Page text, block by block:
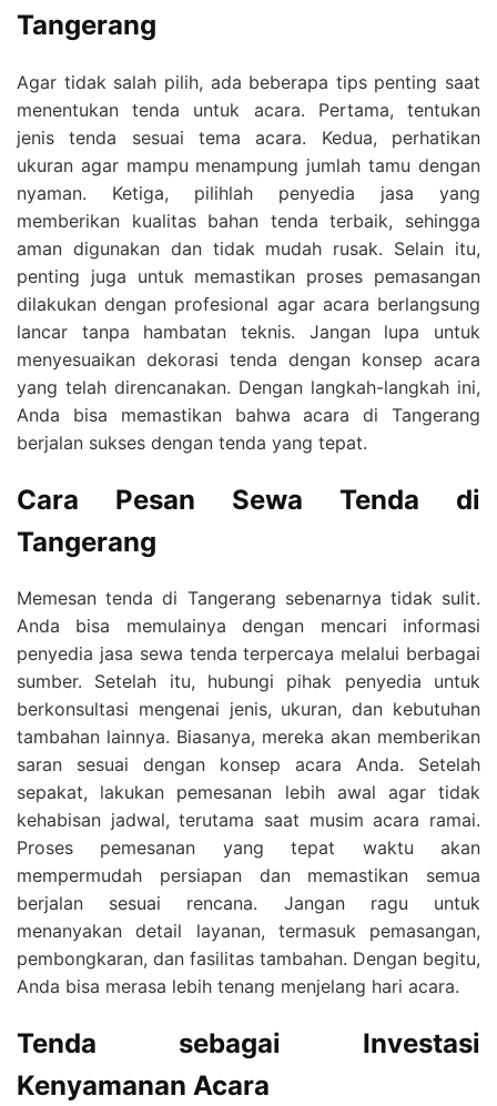
Tangerang
Agar tidak salah pilih, ada beberapa tips penting saat
menentukan tenda untuk acara. Pertama, tentukan
jenis tenda sesuai tema acara. Kedua, perhatikan
ukuran agar mampu menampung jumlah tamu dengan
nyaman. Ketiga, pilihlah penyedia jasa yang
memberikan kualitas bahan tenda terbaik, sehingga
aman digunakan dan tidak mudah rusak. Selain itu,
penting juga untuk memastikan proses pemasangan
dilakukan dengan profesional agar acara berlangsung
lancar tanpa hambatan teknis. Jangan lupa untuk
menyesuaikan dekorasi tenda dengan konsep acara
yang telah direncanakan. Dengan langkah-langkah ini,
Anda bisa memastikan bahwa acara di Tangerang
berjalan sukses dengan tenda yang tepat.
Cara Pesan Sewa Tenda di
Tangerang
Memesan tenda di Tangerang sebenarnya tidak sulit.
Anda bisa memulainya dengan mencari informasi
penyedia jasa sewa tenda terpercaya melalui berbagai
sumber. Setelah itu, hubungi pihak penyedia untuk
berkonsultasi mengenai jenis, ukuran, dan kebutuhan
tambahan lainnya. Biasanya, mereka akan memberikan
saran sesuai dengan konsep acara Anda. Setelah
sepakat, lakukan pemesanan lebih awal agar tidak
kehabisan jadwal, terutama saat musim acara ramai.
Proses pemesanan yang tepat waktu akan
mempermudah persiapan dan memastikan semua
berjalan sesuai rencana. Jangan ragu untuk
menanyakan detail layanan, termasuk pemasangan,
pembongkaran, dan fasilitas tambahan. Dengan begitu,
Anda bisa merasa lebih tenang menjelang hari acara.
Tenda sebagai Investasi
Kenyamanan Acara